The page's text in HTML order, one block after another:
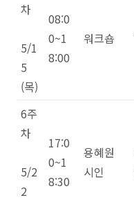
차
5/1
5
(목)
08:0
0~1
8:00
워크숍
6주
차
5/2
2
17:0
0~1
8:30
용혜원
시인